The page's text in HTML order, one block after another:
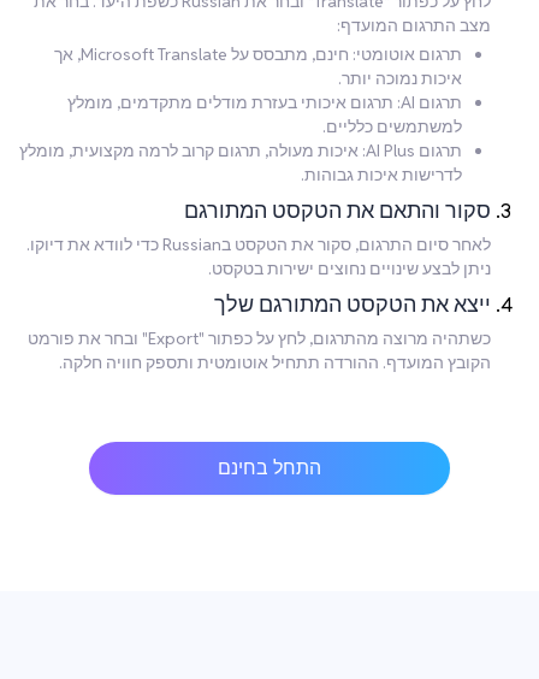
מצב התרגום המועדף:
תרגום אוטומטי: חינם, מתבסס על Microsoft Translate, אך
איכות נמוכה יותר.
תרגום AI: תרגום איכותי בעזרת מודלים מתקדמים, מומלץ
למשתמשים כלליים.
תרגום AI Plus: איכות מעולה, תרגום קרוב לרמה מקצועית, מומלץ
לדרישות איכות גבוהות.
סקור והתאם את הטקסט המתורגם
לאחר סיום התרגום, סקור את הטקסט בRussian כדי לוודא את דיוקו.
ניתן לבצע שינויים נחוצים ישירות בטקסט.
ייצא את הטקסט המתורגם שלך
כשתהיה מרוצה מהתרגום, לחץ על כפתור "Export" ובחר את פורמט
הקובץ המועדף. ההורדה תתחיל אוטומטית ותספק חוויה חלקה.
התחל בחינם